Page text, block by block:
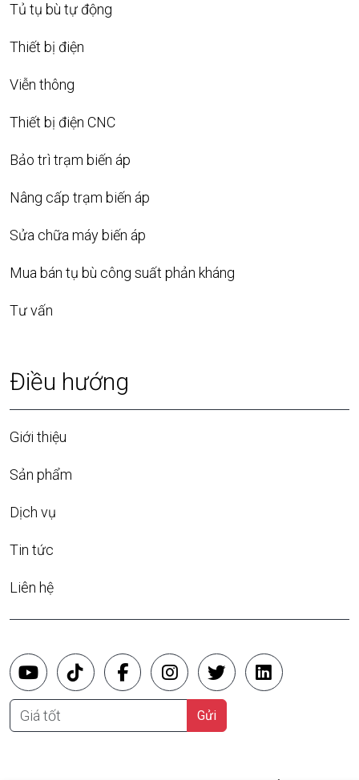
Tủ tụ bù tự động
Thiết bị điện
Viễn thông
Thiết bị điện CNC
Bảo trì trạm biến áp
Nâng cấp trạm biến áp
Sửa chữa máy biến áp
Mua bán tụ bù công suất phản kháng
Tư vấn
Điều hướng
Giới thiệu
Sản phẩm
Dịch vụ
Tin tức
Liên hệ
Giá tốt Gửi